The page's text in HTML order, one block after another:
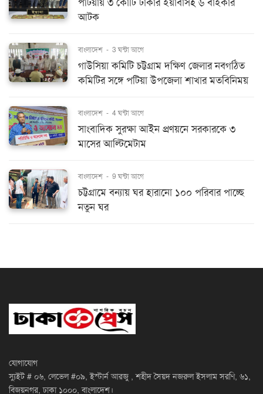
পটিয়ায় ৩ কোটি টাকার ইয়াবাসহ ৬ বাইকার
আটক
বাংলাদেশ - 3 ঘন্টা আগে
গাউসিয়া কমিটি চট্টগ্রাম দক্ষিণ জেলার নবগঠিত
কমিটির সঙ্গে পটিয়া উপজেলা শাখার মতবিনিময়
বাংলাদেশ - 4 ঘন্টা আগে
সাংবাদিক সুরক্ষা আইন প্রণয়নে সরকারকে ৩
মাসের আল্টিমেটাম
বাংলাদেশ - 9 ঘন্টা আগে
চট্টগ্রামে বন্যায় ঘর হারানো ১০০ পরিবার পাচ্ছে
নতুন ঘর
যোগাযোগ
স্যুইট # ০৬, লেভেল #০৯, ইস্টার্ন আরজু , শহীদ সৈয়দ নজরুল ইসলাম সরণি, ৬১,
বিজয়নগর, ঢাকা ১০০০, বাংলাদেশ।